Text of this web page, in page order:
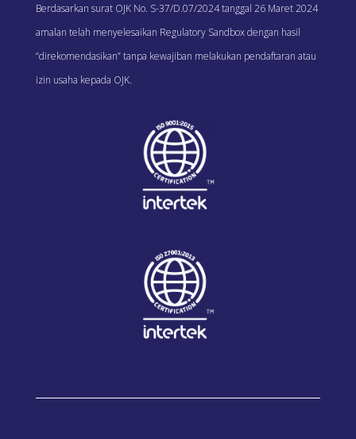
Berdasarkan surat OJK No. S-37/D.07/2024 tanggal 26 Maret 2024
amalan telah menyelesaikan Regulatory Sandbox dengan hasil
“direkomendasikan” tanpa kewajiban melakukan pendaftaran atau
izin usaha kepada OJK.